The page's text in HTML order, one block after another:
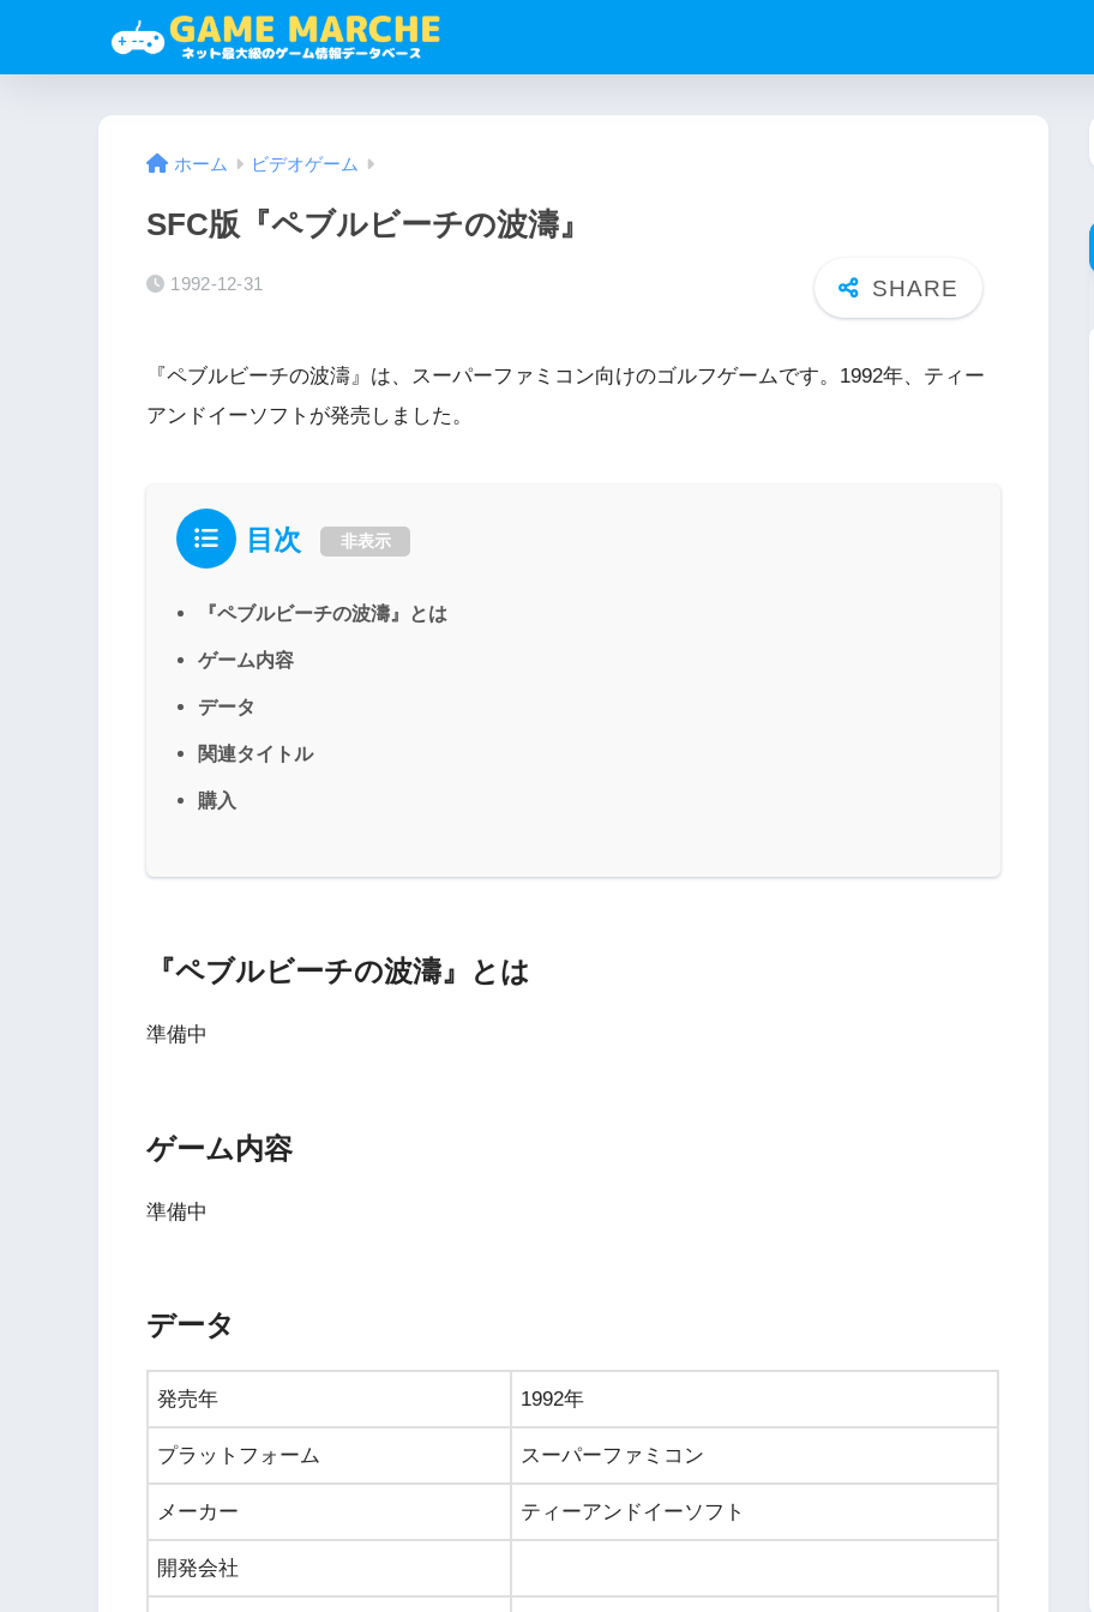
ホーム ビデオゲーム
SFC版『ペブルビーチの波濤』
1992-12-31
『ペブルビーチの波濤』は、スーパーファミコン向けのゴルフゲームです。1992年、ティー
アンドイーソフトが発売しました。
目次 非表示
『ペブルビーチの波濤』とは
ゲーム内容
データ
関連タイトル
購入
『ペブルビーチの波濤』とは
準備中
ゲーム内容
準備中
データ
発売年 1992年
プラットフォーム スーパーファミコン
メーカー ティーアンドイーソフト
開発会社